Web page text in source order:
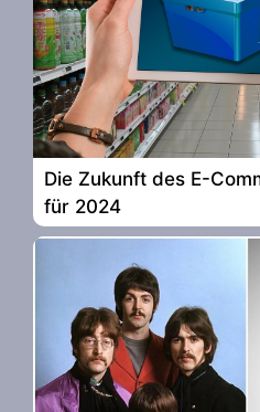
Die Zukunft des E-
für 2024